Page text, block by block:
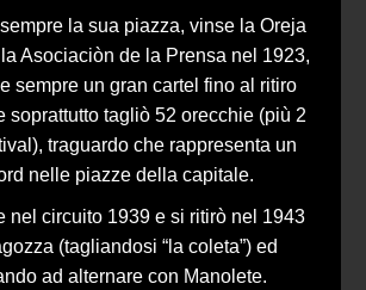
la sua piazza, vinse la Oreja
Asociaciòn de la Prensa nel 1923,
sempre un gran cartel fino al ritiro
soprattutto tagliò 52 orecchie (più 2
traguardo che rappresenta un
nelle piazze della capitale.
nel circuito 1939 e si ritirò nel 1943
(tagliandosi “la coleta”) ed
ad alternare con Manolete.